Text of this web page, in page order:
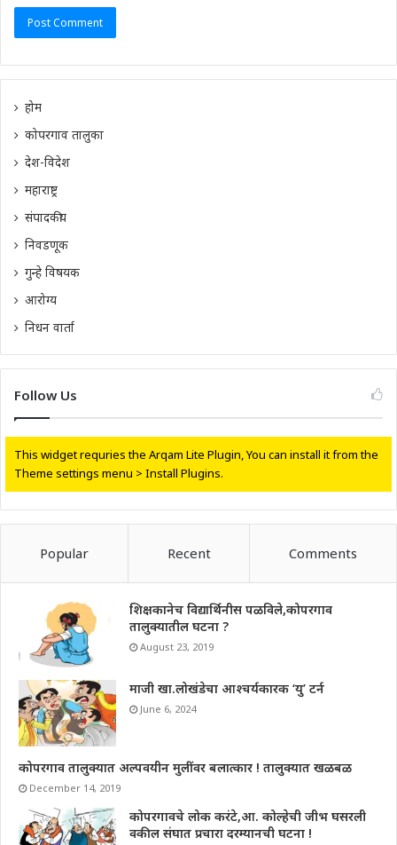
होम
कोपरगाव तालुका
देश-विदेश
महाराष्ट्र
संपादकीय
निवडणूक
गुन्हे विषयक
आरोग्य
निधन वार्ता
Follow Us
This widget requries the Arqam Lite Plugin, You can install it from the
Theme settings menu > Install Plugins.
Popular Recent Comments
शिक्षकानेच विद्यार्थिनीस पळविले,कोपरगाव
तालुक्यातील घटना ?
August 23, 2019
माजी खा.लोखंडेचा आश्चर्यकारक ‘यु’ टर्न
June 6, 2024
कोपरगाव तालुक्यात अल्पवयीन मुलींवर बलात्कार ! तालुक्यात खळबळ
December 14, 2019
कोपरगावचे लोक करंटे,आ. कोल्हेची जीभ घसरली
वकील संघात प्रचारा दरम्यानची घटना !